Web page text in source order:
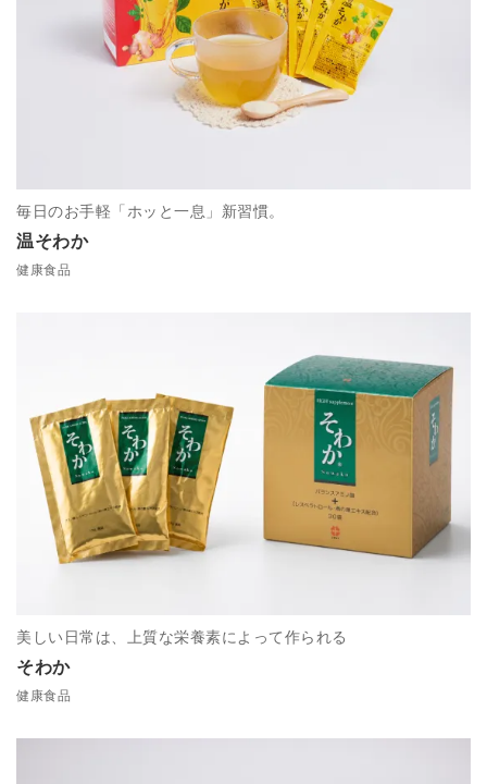
温そわか
毎日のお手軽「ホッと一息」新習慣。
健康食品
そわか
美しい日常は、上質な栄養素によって作られる
健康食品